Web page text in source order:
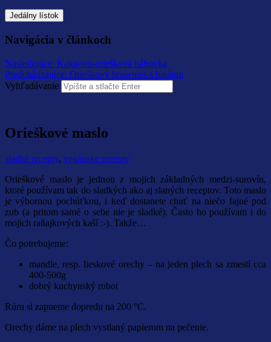
Jedálny lístok
Navigácia v článkoch
Nasledujúce: Kakaovo-oriešková bábovka
Predchádzajúce: Orieškový brownies s batátmi
Vyhľadávanie
Orieškové maslo
sladké recepty, vegánske recepty
Orieškové maslo je jednou z mojich základných medzi-surovín,
ktoré používam tak do sladkých ako aj slaných receptov. Toto maslo
je výbornou pochúťkou, i keď dostanete chuť na niečo fajné pod
zub (a pritom samé o sebe nie je sladké). Často ho používam i do
mojich raňajkových kaší :-). Takže…
Čo potrebujeme:
mandle, resp. lieskové orechy – na jeden plech sa zmestí cca
400-500g
dobrý kuchynský robot
Rúru si zapneme dopredu na 200 °C.
Orechy dáme na plech vystlaný papierom na pečenie.